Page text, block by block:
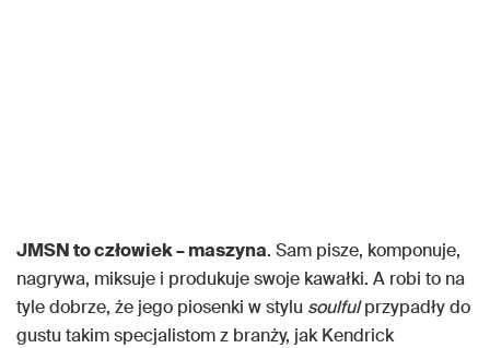
JMSN to człowiek – maszyna. Sam pisze, komponuje,
nagrywa, miksuje i produkuje swoje kawałki. A robi to na
tyle dobrze, że jego piosenki w stylu soulfulprzypadły do
gustu takim specjalistom z branży, jak Kendrick